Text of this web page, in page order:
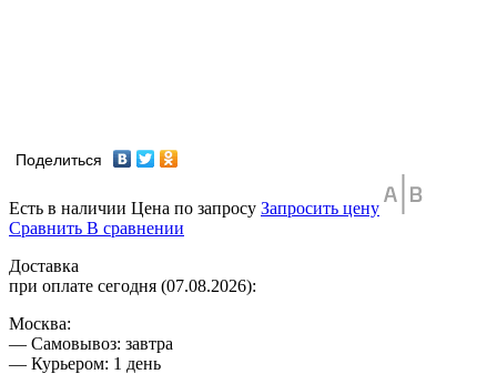
Поделиться
Есть в наличии Цена по запросу Запросить цену
Сравнить В сравнении
Доставка
при оплате сегодня (07.08.2026):
Москва:
— Самовывоз: завтра
— Курьером: 1 день